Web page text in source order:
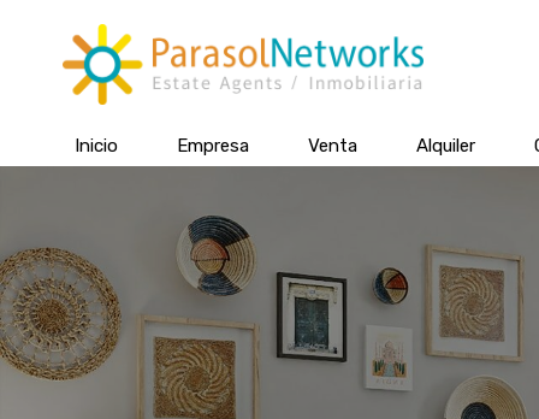
Inicio Empresa Venta Alquiler